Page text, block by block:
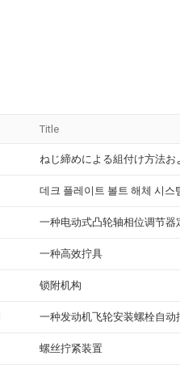
Title
ねじ締めによる組付け方法お
데크 플레이트 볼트 해체 시스
一种电动式凸轮轴相位调节器
一种高效拧具
锁附机构
一种发动机飞轮安装螺栓自动
螺丝拧紧装置